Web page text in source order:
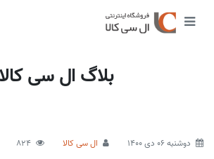
بلاگ ال سی کالا
دوشنبه 06 دی 1400 ال سی کالا 824